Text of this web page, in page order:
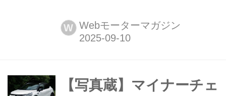
催されるIAAモビリティ(9月8日〜14
日)で、電動コンパクトSUVの「ID.ク
向けて発表される予定だ。
W Webモーターマガジン
【写真蔵】マイナーチェ